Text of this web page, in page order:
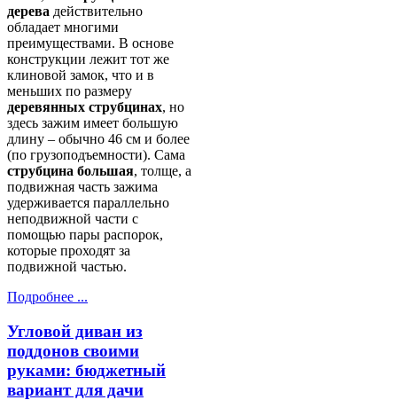
дерева действительно
обладает многими
преимуществами. В основе
конструкции лежит тот же
клиновой замок, что и в
меньших по размеру
деревянных струбцинах, но
здесь зажим имеет большую
длину – обычно 46 см и более
(по грузоподъемности). Сама
струбцина большая, толще, а
подвижная часть зажима
удерживается параллельно
неподвижной части с
помощью пары распорок,
которые проходят за
подвижной частью.
Подробнее ...
Угловой диван из
поддонов своими
руками: бюджетный
вариант для дачи